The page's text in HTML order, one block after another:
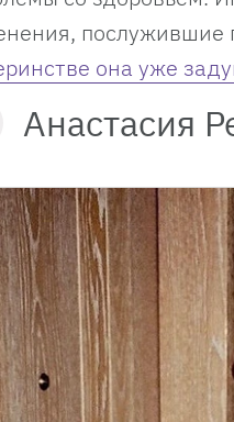
послужившие
она уже
Анастасия